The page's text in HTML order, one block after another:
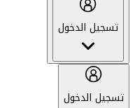
تسجيل الدخول
تسجيل الدخول